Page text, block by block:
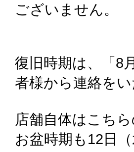
ございません。
復旧時期は、「8
者様から連絡を
店舗自体はこち
お盆時期も12日